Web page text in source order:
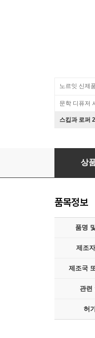
문학 디퓨저
스킵과 로퍼
애니캐넌
상
품목정보
품명
제조
제조국
관련
허